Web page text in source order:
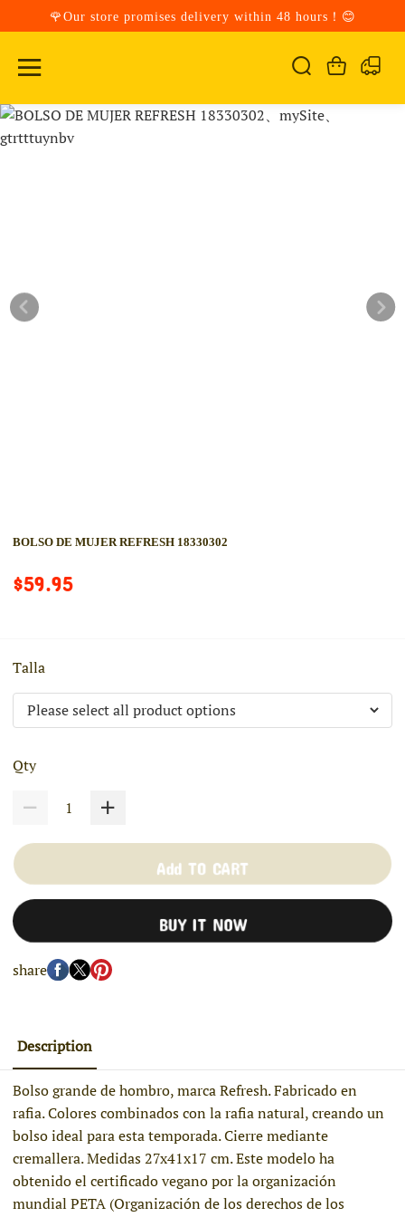
🌹Our store promises delivery within 48 hours！😊
BOLSO DE MUJER REFRESH 18330302
$59.95
Talla
Qty
Add TO CART
BUY IT NOW
share
Description
Bolso grande de hombro, marca Refresh. Fabricado en
rafia. Colores combinados con la rafia natural, creando un
bolso ideal para esta temporada. Cierre mediante
cremallera. Medidas 27x41x17 cm. Este modelo ha
obtenido el certificado vegano por la organización
mundial PETA (Organización de los derechos de los